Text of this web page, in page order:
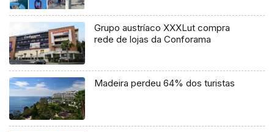
Grupo austríaco XXXLut compra
rede de lojas da Conforama
Madeira perdeu 64% dos turistas